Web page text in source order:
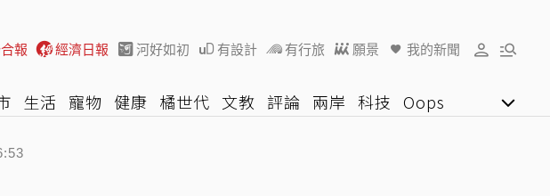
報 經濟日報 河好如初 有設計 有行旅 願景 我的新聞
生活 寵物 健康 橘世代 文教 評論 兩岸 科技 Oops
16:32